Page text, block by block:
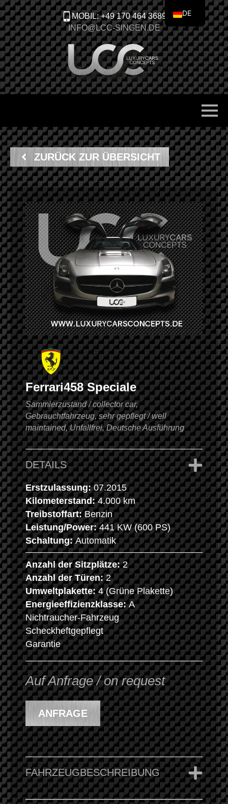
MOBIL: +49 170 464 3689
INFO@LCC-SINGEN.DE
ZURÜCK ZUR ÜBERSICHT
Ferrari458 Speciale
Sammlerzustand / collector car,
Gebrauchtfahrzeug, sehr gepflegt / well
maintained, Unfallfrei, Deutsche Ausführung
DETAILS
Erstzulassung:07.2015
Kilometerstand:4.000 km
Treibstoffart:Benzin
Leistung/Power:441 KW (600 PS)
Schaltung:Automatik
Anzahl der Sitzplätze:2
Anzahl der Türen: 2
Umweltplakette:4 (Grüne Plakette)
Energieeffizienzklasse:A
Nichtraucher-Fahrzeug
Scheckheftgepflegt
Garantie
Auf Anfrage / on request
ANFRAGE
FAHRZEUGBESCHREIBUNG
DE
EN